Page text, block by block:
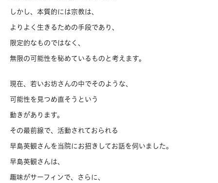
しかし、本質的には宗教は、
よりよく生きるための手段であり、
限定的なものではなく、
無限の可能性を秘めているものと考えます。
現在、若いお坊さんの中でそのような、
可能性を見つめ直そうという
動きがあります。
その最前線で、活動されておられる
早島英観さんを当院にお招きしてお話を伺いました。
早島英観さんは、
趣味がサーフィンで、さらに、